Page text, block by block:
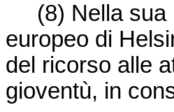
(8) Nella
europeo di
del ricorso alle
gioventù, in